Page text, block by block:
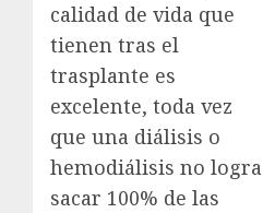
calidad de vida que
tienen tras el
trasplante es
excelente, toda vez
que una diálisis o
hemodiálisis no logra
sacar 100% de las